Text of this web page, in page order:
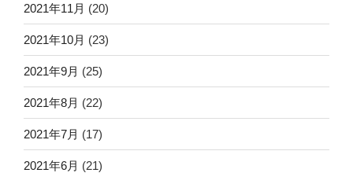
2021年11月 (20)
2021年10月 (23)
2021年9月 (25)
2021年8月 (22)
2021年7月 (17)
2021年6月 (21)